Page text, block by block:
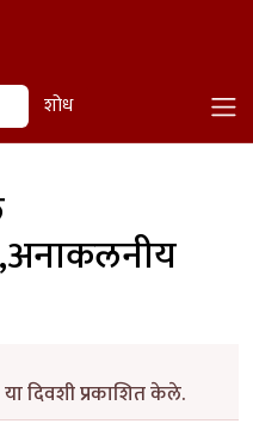
शोध
दिवशी प्रकाशित केले.